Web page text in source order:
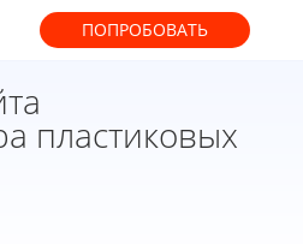
ПОПРОБОВАТЬ
пластиковых